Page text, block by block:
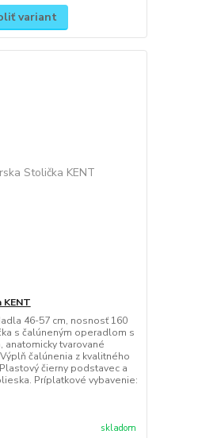
variant
46-57 cm, nosnosť 160
s čalúneným operadlom s
anatomicky tvarované
čalúnenia z kvalitného
čierny podstavec a
Príplatkové vybavenie:
skladom